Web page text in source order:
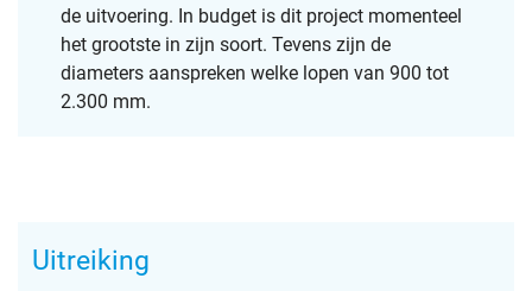
de uitvoering. In budget is dit project momenteel
het grootste in zijn soort. Tevens zijn de
diameters aanspreken welke lopen van 900 tot
2.300 mm.
Uitreiking